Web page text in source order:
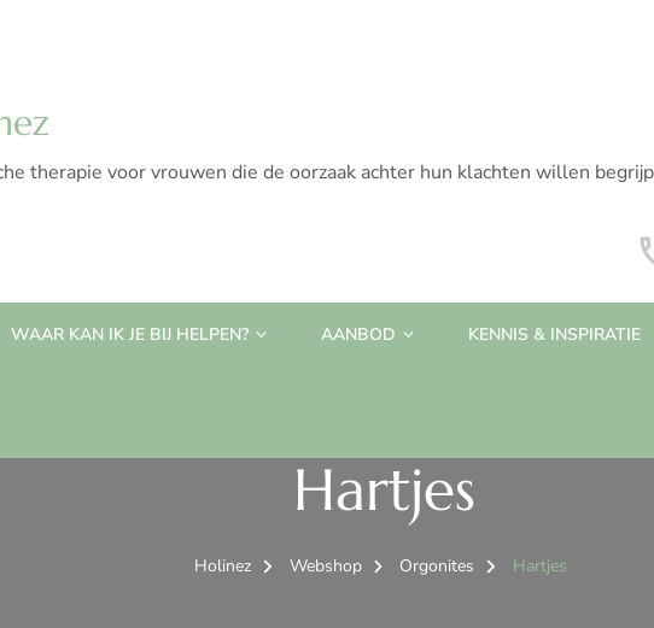
therapie voor vrouwen die de oorzaak achter hun klachten willen
WAAR KAN IK JE BIJ HELPEN? AANBOD KENNIS & INSPIRATIE
Hartjes
Holinez Webshop Orgonites Hartjes